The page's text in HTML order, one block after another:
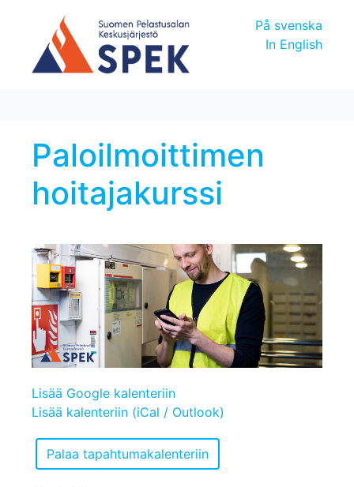
På svenska
In English
Paloilmoittimen
hoitajakurssi
Lisää Google kalenteriin
Lisää kalenteriin (iCal / Outlook)